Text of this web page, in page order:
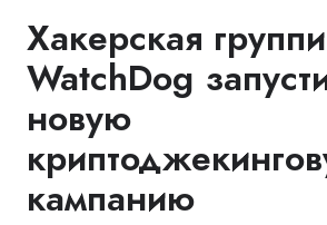
Хакерская
WatchDog
новую
кампанию